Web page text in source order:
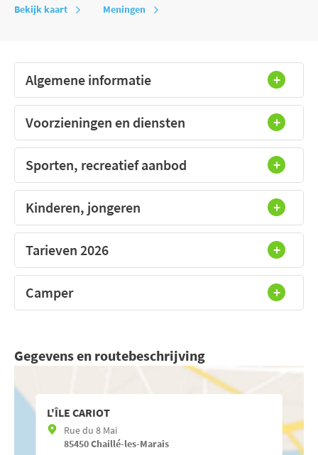
Bekijk kaart Meningen
Algemene informatie
Voorzieningen en diensten
Sporten, recreatief aanbod
Kinderen, jongeren
Tarieven 2026
Camper
Gegevens en routebeschrijving
L'ÎLE CARIOT
Rue du 8 Mai
85450Chaillé-les-Marais